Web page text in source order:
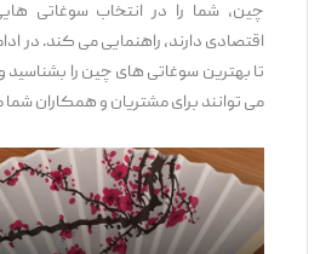
چین، شما را در انتخاب سوغاتی
اقتصادی دارند، راهنمایی می ‌کند. در
تا بهترین سوغاتی ‌های چین را بشناسید و
می‌ توانند برای مشتریان و همکاران شما